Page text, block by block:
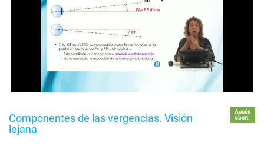
Componentes de las vergencias. Visión
lejana
Accés
obert